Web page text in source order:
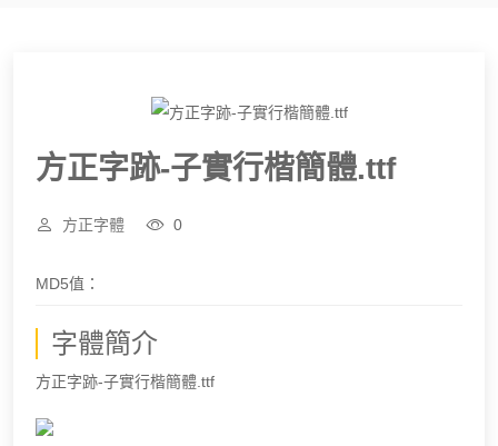
方正字跡-子實行楷簡體.ttf
方正字體 0
MD5值：
字體簡介
方正字跡-子實行楷簡體.ttf